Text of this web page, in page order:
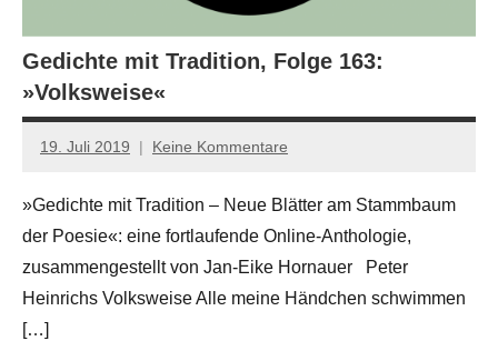
Gedichte mit Tradition, Folge 163:
»Volksweise«
19. Juli 2019
Jan-
Hornauer
für
dasgedichtblog
Keine Kommentare
»Gedichte mit Tradition – Neue Blätter am Stammbaum
der Poesie«: eine fortlaufende Online-Anthologie,
zusammengestellt von Jan-Eike Hornauer Peter
Heinrichs Volksweise Alle meine Händchen schwimmen
[…]